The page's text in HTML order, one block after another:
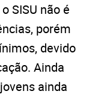
SISU não é
porém
devido
Ainda
ainda